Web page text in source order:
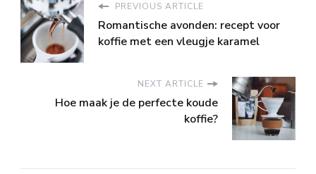
PREVIOUS ARTICLE
Romantische avonden: recept voor
koffie met een vleugje karamel
NEXT ARTICLE
Hoe maak je de perfecte koude
koffie?